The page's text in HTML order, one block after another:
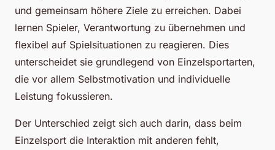
und gemeinsam höhere Ziele zu erreichen. Dabei
lernen Spieler, Verantwortung zu übernehmen und
flexibel auf Spielsituationen zu reagieren. Dies
unterscheidet sie grundlegend von Einzelsportarten,
die vor allem Selbstmotivation und individuelle
Leistung fokussieren.
Der Unterschied zeigt sich auch darin, dass beim
Einzelsport die Interaktion mit anderen fehlt,